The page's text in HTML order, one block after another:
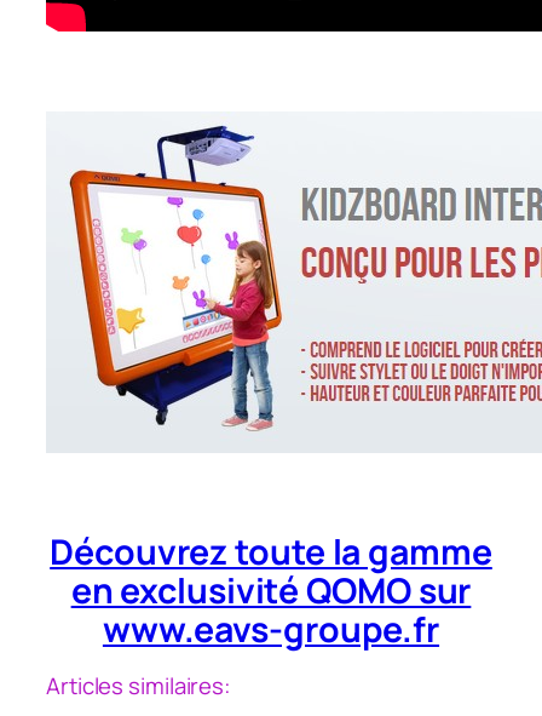
Découvrez toute la gamme
en exclusivité QOMO sur
www.eavs-groupe.fr
Articles similaires: